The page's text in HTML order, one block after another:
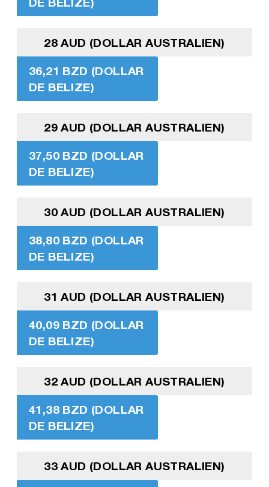
28 AUD (DOLLAR AUSTRALIEN)
36,21 BZD (DOLLAR
DE BELIZE)
29 AUD (DOLLAR AUSTRALIEN)
37,50 BZD (DOLLAR
DE BELIZE)
30 AUD (DOLLAR AUSTRALIEN)
38,80 BZD (DOLLAR
DE BELIZE)
31 AUD (DOLLAR AUSTRALIEN)
40,09 BZD (DOLLAR
DE BELIZE)
32 AUD (DOLLAR AUSTRALIEN)
41,38 BZD (DOLLAR
DE BELIZE)
33 AUD (DOLLAR AUSTRALIEN)